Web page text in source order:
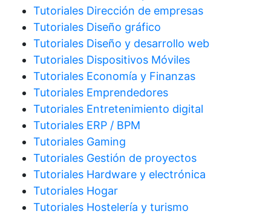
Tutoriales Dirección de empresas
Tutoriales Diseño gráfico
Tutoriales Diseño y desarrollo web
Tutoriales Dispositivos Móviles
Tutoriales Economía y Finanzas
Tutoriales Emprendedores
Tutoriales Entretenimiento digital
Tutoriales ERP / BPM
Tutoriales Gaming
Tutoriales Gestión de proyectos
Tutoriales Hardware y electrónica
Tutoriales Hogar
Tutoriales Hostelería y turismo